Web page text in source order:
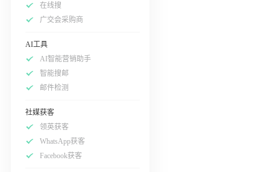
在线搜
广交会采购商
AI工具
AI智能营销助手
智能搜邮
邮件检测
社媒获客
领英获客
WhatsApp获客
Facebook获客